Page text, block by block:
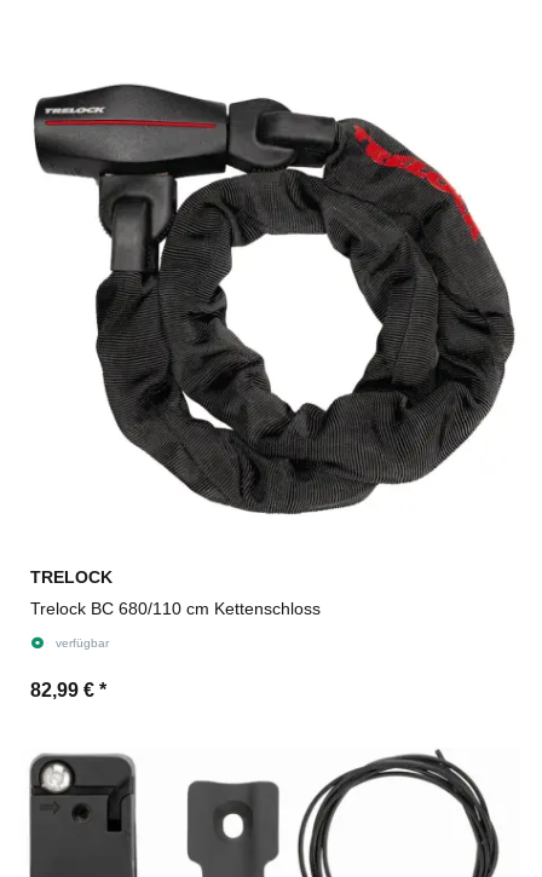
TRELOCK
Trelock BC 680/110 cm Kettenschloss
verfügbar
82,99 € *